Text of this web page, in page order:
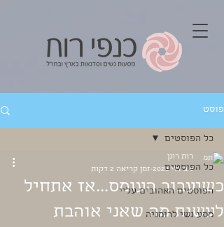
פוסט
כל הפוסטים
הפוסטים האהובים עליי
מסע נשי לרומניה
כל הפוסטים
כשיעבור העומס...אז אתחיל
לעשות מה שאני אוהבת
רות רונן
9 ביולי 2023
זמן קריאה 2 דקות